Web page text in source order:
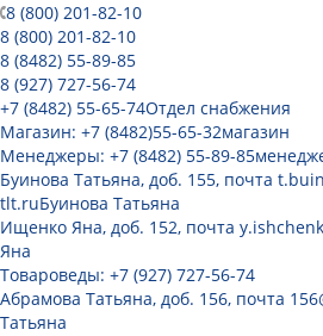
8 (800) 201-82-10
8 (800) 201-82-10
8 (8482) 55-89-85
8 (927) 727-56-74
+7 (8482) 55-65-74Отдел снабжения
Магазин: +7 (8482)55-65-32магазин
Менеджеры: +7 (8482) 55-89-85
Буинова Татьяна, доб. 155, почта
tlt.ruБуинова Татьяна
Ищенко Яна, доб. 152, почта
Яна
Товароведы: +7 (927) 727-56-74
Абрамова Татьяна, доб. 156, почта
Татьяна